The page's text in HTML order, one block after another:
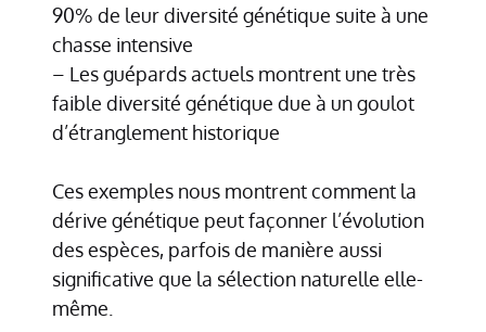
90% de leur diversité génétique suite à une
chasse intensive
– Les guépards actuels montrent une très
faible diversité génétique due à un goulot
d’étranglement historique
Ces exemples nous montrent comment la
dérive génétique peut façonner l’évolution
des espèces, parfois de manière aussi
significative que la sélection naturelle elle-
même.